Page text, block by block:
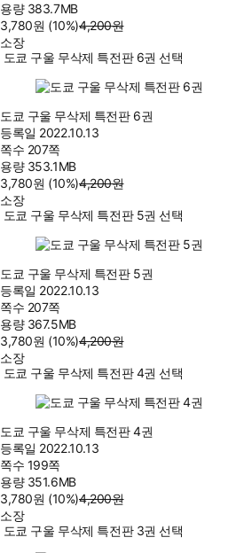
용량 383.7MB
3,780원 (10%)4,200원
소장
도쿄 구울 무삭제 특전판 6권 선택
도쿄 구울 무삭제 특전판 6권
등록일 2022.10.13
쪽수 207쪽
용량 353.1MB
3,780원 (10%)4,200원
소장
도쿄 구울 무삭제 특전판 5권 선택
도쿄 구울 무삭제 특전판 5권
등록일 2022.10.13
쪽수 207쪽
용량 367.5MB
3,780원 (10%)4,200원
소장
도쿄 구울 무삭제 특전판 4권 선택
도쿄 구울 무삭제 특전판 4권
등록일 2022.10.13
쪽수 199쪽
용량 351.6MB
3,780원 (10%)4,200원
소장
도쿄 구울 무삭제 특전판 3권 선택